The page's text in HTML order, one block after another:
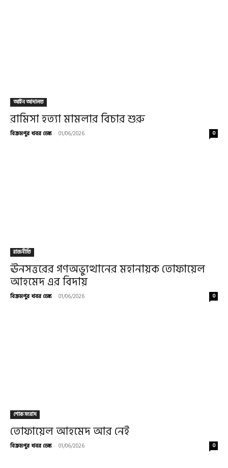
আইন আদালত
রামিসা হত্যা মামলার বিচার শুরু
বিক্রমপুর খবর ডেস্ক - 01/06/2026 0
রাজনীতি
ঊনসত্তরের গণঅভ্যুত্থানের মহানায়ক তোফায়েল
আহমেদ এর বিদায়
বিক্রমপুর খবর ডেস্ক - 01/06/2026 0
শোক সংবাদ
তোফায়েল আহমেদ আর নেই
বিক্রমপুর খবর ডেস্ক - 01/06/2026 0